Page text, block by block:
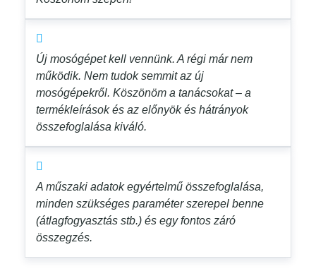
Új mosógépet kell vennünk. A régi már nem
működik. Nem tudok semmit az új
mosógépekről. Köszönöm a tanácsokat – a
termékleírások és az előnyök és hátrányok
összefoglalása kiváló.
A műszaki adatok egyértelmű összefoglalása,
minden szükséges paraméter szerepel benne
(átlagfogyasztás stb.) és egy fontos záró
összegzés.